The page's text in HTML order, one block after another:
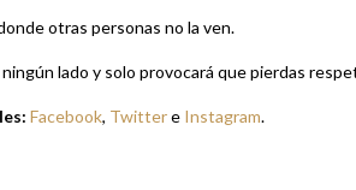
otras personas no la ven.
lado y solo provocará que pierdas
Facebook, Twittere Instagram.